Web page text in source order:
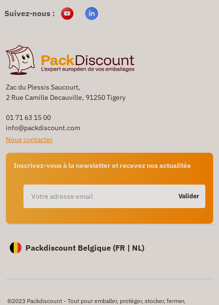
Zac du Plessis Saucourt,
2 Rue Camille Decauville, 91250 Tigery
01 71 63 15 00
info@packdiscount.com
Nous contacter
Inscrivez-vous à la newsletter et recevez nos actualités
Valider
Suivez-nous :
Packdiscount Belgique (FR | NL)
©2023 Packdiscount - Tout pour emballer, protéger, stocker, fermer,